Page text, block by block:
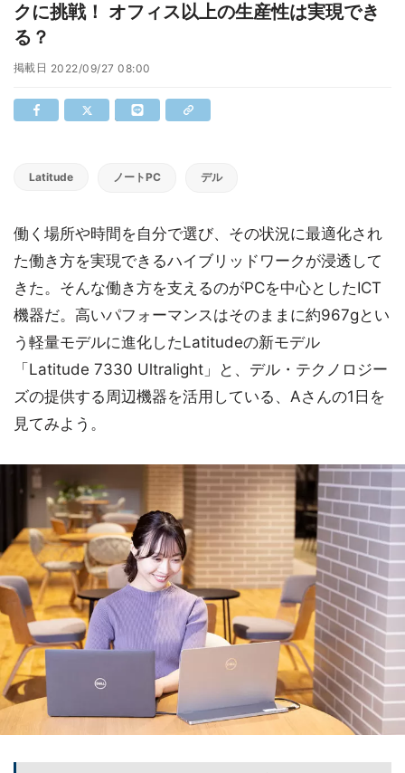
クに挑戦！ オフィス以上の生産性は実現でき
る？
掲載日 2022/09/27 08:00
Latitude ノートPC デル
働く場所や時間を自分で選び、その状況に最適化され
た働き方を実現できるハイブリッドワークが浸透して
きた。そんな働き方を支えるのがPCを中心としたICT
機器だ。高いパフォーマンスはそのままに約967gとい
う軽量モデルに進化したLatitudeの新モデル
「Latitude 7330 Ultralight」と、デル・テクノロジー
ズの提供する周辺機器を活用している、Aさんの1日を
見てみよう。